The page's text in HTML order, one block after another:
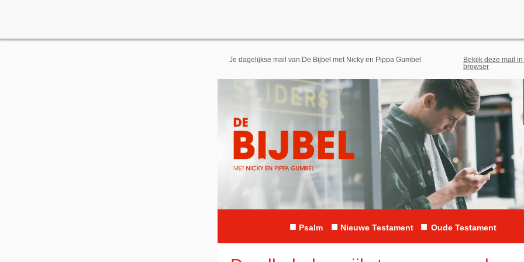
Je dagelijkse mail van De Bijbel met Nicky en Pippa Gumbel
Bekijk deze mail
browser
■ Psalm ■ Nieuwe Testament ■ Oude Testament